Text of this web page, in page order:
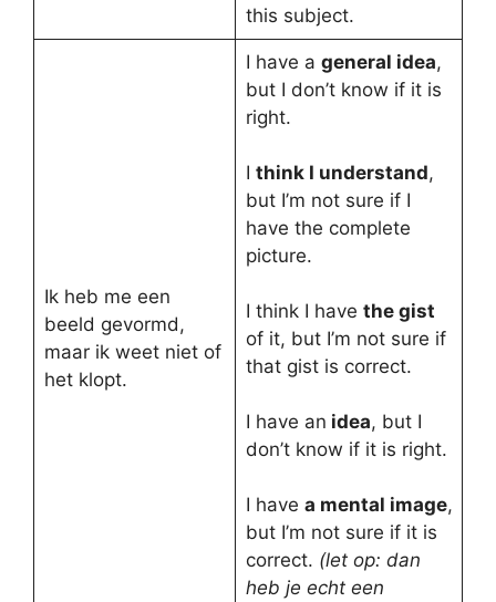
this subject.
Ik heb me een
beeld gevormd,
maar ik weet niet of
het klopt.
I have a general idea,
but I don’t know if it is
right.
I think I understand,
but I’m not sure if I
have the complete
picture.
I think I have the gist
of it, but I’m not sure if
that gist is correct.
I have an idea, but I
don’t know if it is right.
I have a mental image,
but I’m not sure if it is
correct. (let op: dan
heb je echt een